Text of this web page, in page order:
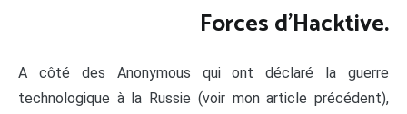
Forces d'Hacktive.
A côté des Anonymous qui ont déclaré la guerre
technologique à la Russie (voir mon article précédent),